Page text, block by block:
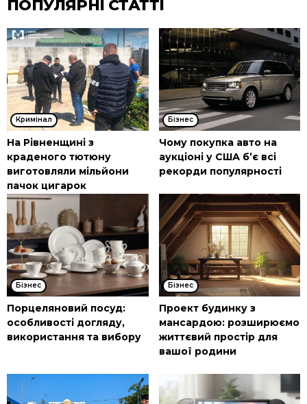
ПОПУЛЯРНІ СТАТТІ
Кримінал
На Рівненщині з
краденого тютюну
виготовляли мільйони
пачок цигарок
Бізнес
Чому покупка авто на
аукціоні у США б’є всі
рекорди популярності
Бізнес
Порцеляновий посуд:
особливості догляду,
використання та вибору
Бізнес
Проект будинку з
мансардою: розширюємо
життєвий простір для
вашої родини